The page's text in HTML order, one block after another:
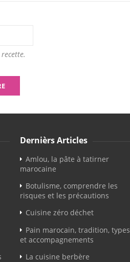
Dernièrs Articles
Amlou, la pâte à tatirner
marocaine
Botulisme, comprendre les
risques et les précautions
Cuisine zéro déchet
Pain marocain, tradition, types
et accompagnements
La cuisine berbère